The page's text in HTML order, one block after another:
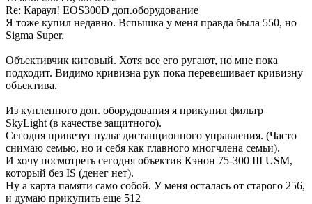
Re: Караул! EOS300D доп.оборудование
Я тоже купил недавно. Вспышка у меня правда была 550, но
Sigma Super.
Объективчик китовый. Хотя все его ругают, но мне пока
подходит. Видимо кривизна рук пока перевешивает кривизну
объектива.
Из купленного доп. оборудования я прикупил фильтр
SkyLight (в качестве защитного).
Сегодня привезут пульт дистанционного управления. (Часто
снимаю семью, но и себя как главного многчлена семьи).
И хочу посмотреть сегодня объектив Кэнон 75-300 III USM,
который без IS (денег нет).
Ну а карта памяти само собой. У меня осталась от старого 256,
и думаю прикупить еще 512